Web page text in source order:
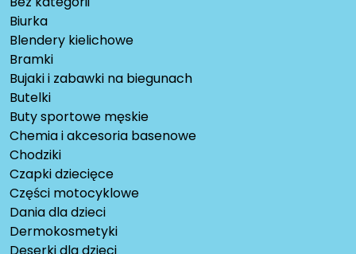
Biurka
Blendery kielichowe
Bramki
Bujaki i zabawki na biegunach
Butelki
Buty sportowe męskie
Chemia i akcesoria basenowe
Chodziki
Czapki dziecięce
Części motocyklowe
Dania dla dzieci
Dermokosmetyki